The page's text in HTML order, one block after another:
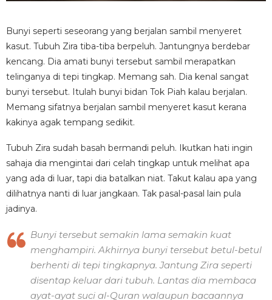
Bunyi seperti seseorang yang berjalan sambil menyeret
kasut. Tubuh Zira tiba-tiba berpeluh. Jantungnya berdebar
kencang. Dia amati bunyi tersebut sambil merapatkan
telinganya di tepi tingkap. Memang sah. Dia kenal sangat
bunyi tersebut. Itulah bunyi bidan Tok Piah kalau berjalan.
Memang sifatnya berjalan sambil menyeret kasut kerana
kakinya agak tempang sedikit.
Tubuh Zira sudah basah bermandi peluh. Ikutkan hati ingin
sahaja dia mengintai dari celah tingkap untuk melihat apa
yang ada di luar, tapi dia batalkan niat. Takut kalau apa yang
dilihatnya nanti di luar jangkaan. Tak pasal-pasal lain pula
jadinya.
Bunyi tersebut semakin lama semakin kuat
menghampiri. Akhirnya bunyi tersebut betul-betul
berhenti di tepi tingkapnya. Jantung Zira seperti
disentap keluar dari tubuh. Lantas dia membaca
ayat-ayat suci al-Quran walaupun bacaannya